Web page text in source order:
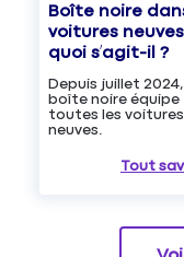
Boîte noire
voitures
quoi s’agit-il ?
Depuis juillet
boîte noire équipe
toutes les voitures
neuves.
Tout